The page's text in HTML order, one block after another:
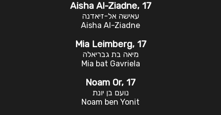
Aisha Al-Ziadne, 17
עאישה אל-זיאדנה
Aisha Al-Ziadne
Mia Leimberg, 17
מיאה בת גבריאלה
Mia bat Gavriela
Noam Or, 17
נועם בן יונת
Noam ben Yonit